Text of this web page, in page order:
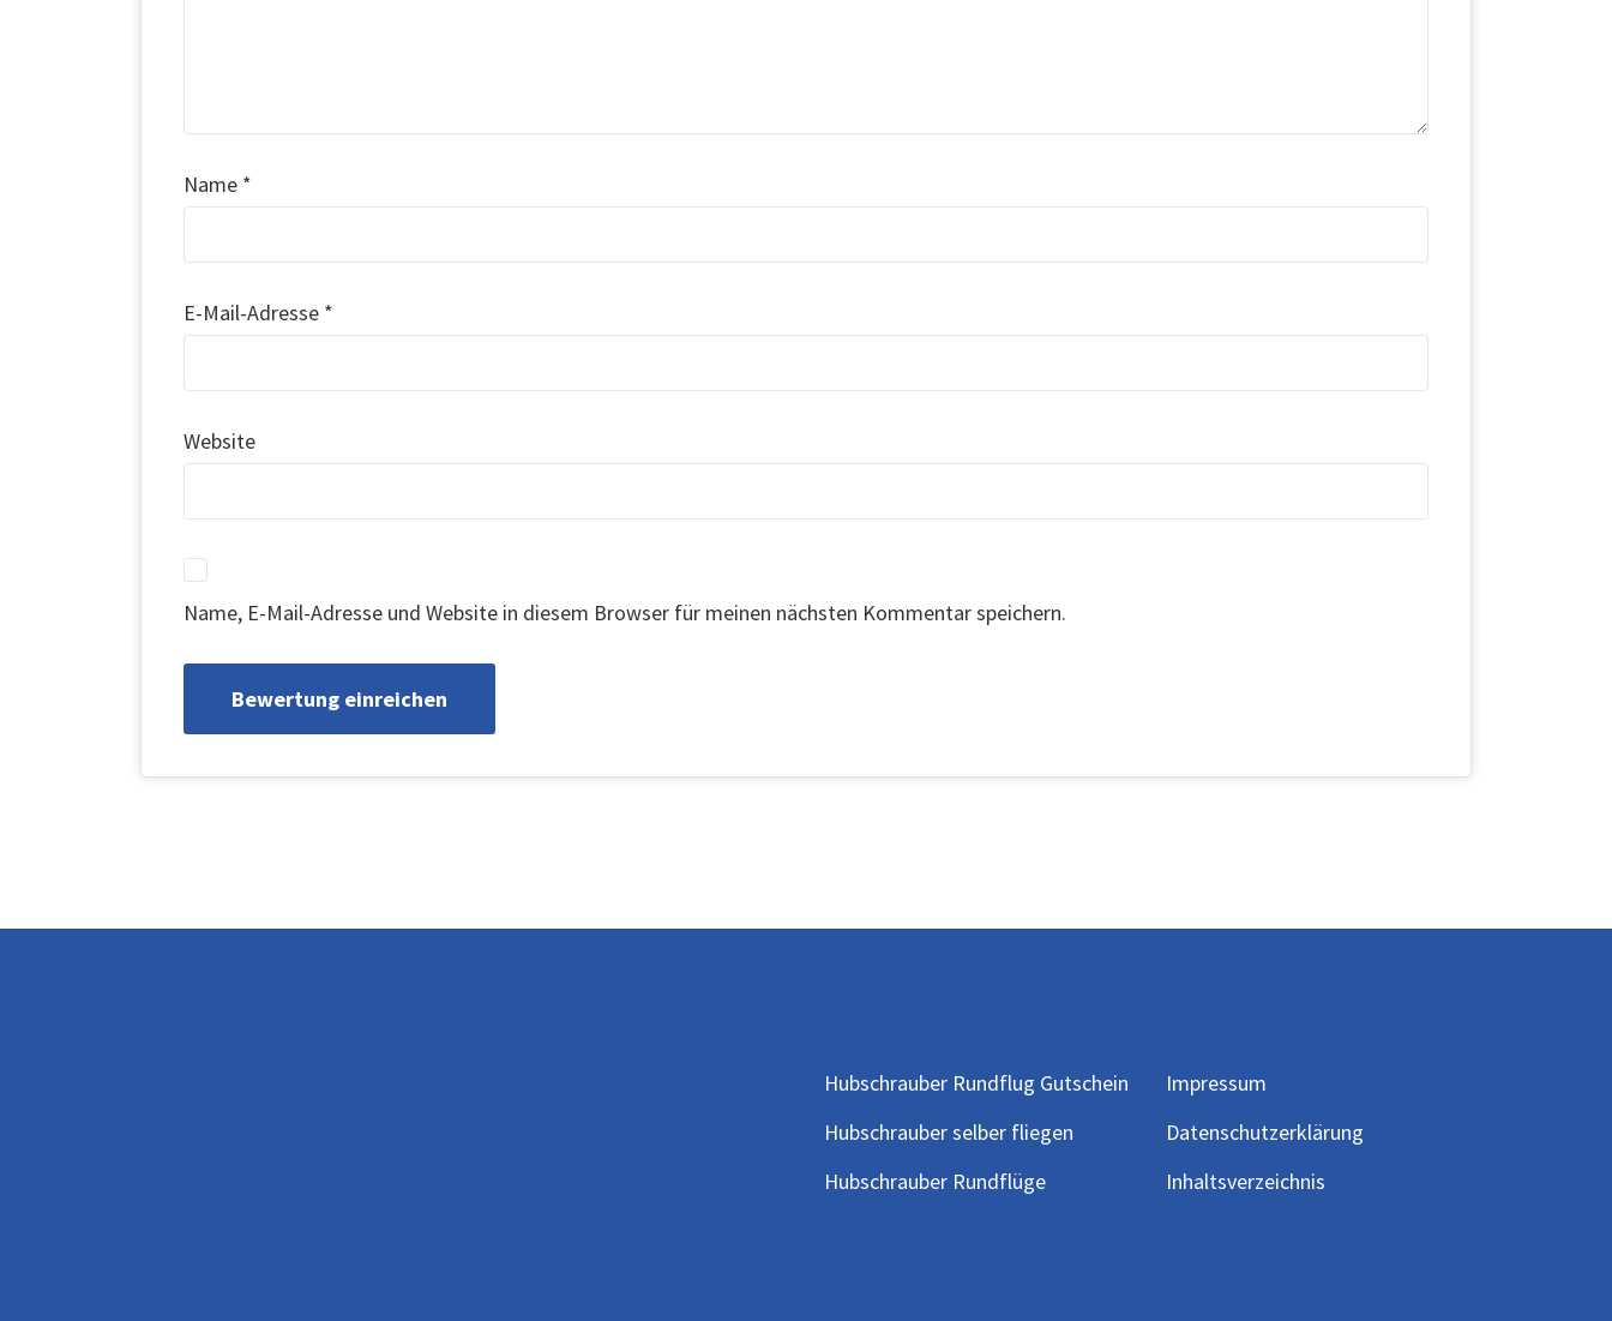
Name *
E-Mail-Adresse *
Website
Name, E-Mail-Adresse und Website in diesem Browser für meinen nächsten Kommentar speichern.
Hubschrauber Rundflug Gutschein
Hubschrauber selber fliegen
Hubschrauber Rundflüge
Impressum
Datenschutzerklärung
Inhaltsverzeichnis